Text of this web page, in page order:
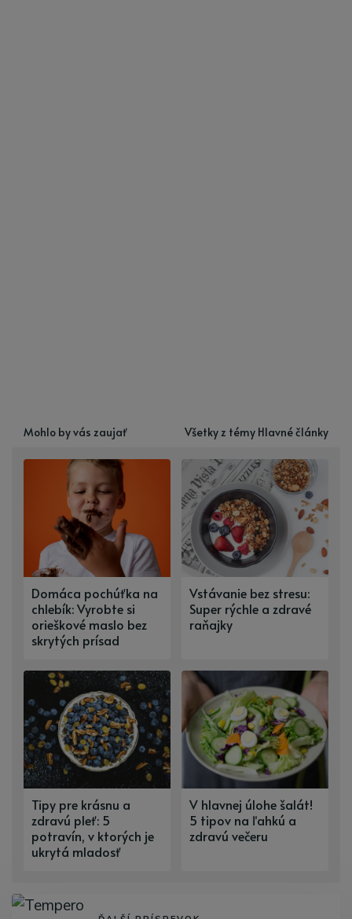
Mohlo by vás zaujať Všetky z témy Hlavné články
Domáca pochúťka na
chlebík: Vyrobte si
orieškové maslo bez
skrytých prísad
Vstávanie bez stresu:
Super rýchle a zdravé
raňajky
Tipy pre krásnu a
zdravú pleť: 5
potravín, v ktorých je
ukrytá mladosť
V hlavnej úlohe šalát!
5 tipov na ľahkú a
zdravú večeru